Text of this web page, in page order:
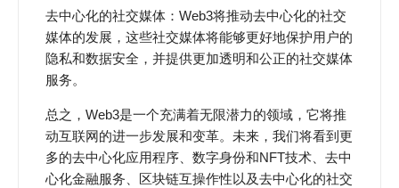
去中心化的社交媒体：Web3将推动去中心化的社交
媒体的发展，这些社交媒体将能够更好地保护用户的
隐私和数据安全，并提供更加透明和公正的社交媒体
服务。
总之，Web3是一个充满着无限潜力的领域，它将推
动互联网的进一步发展和变革。未来，我们将看到更
多的去中心化应用程序、数字身份和NFT技术、去中
心化金融服务、区块链互操作性以及去中心化的社交